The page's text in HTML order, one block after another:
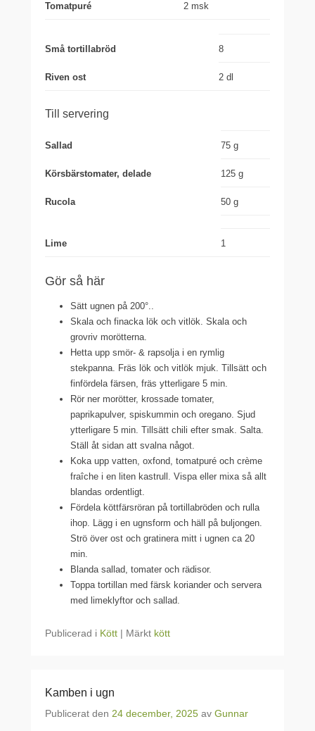
Tomatpuré 2 msk
Små tortillabröd 8
Riven ost 2 dl
Till servering
Sallad 75 g
Körsbärstomater, delade 125 g
Rucola 50 g
Lime 1
Gör så här
Sätt ugnen på 200°..
Skala och finacka lök och vitlök. Skala och
grovriv morötterna.
Hetta upp smör- & rapsolja i en rymlig
stekpanna. Fräs lök och vitlök mjuk. Tillsätt och
finfördela färsen, fräs ytterligare 5 min.
Rör ner morötter, krossade tomater,
paprikapulver, spiskummin och oregano. Sjud
ytterligare 5 min. Tillsätt chili efter smak. Salta.
Ställ åt sidan att svalna något.
Koka upp vatten, oxfond, tomatpuré och crème
fraîche i en liten kastrull. Vispa eller mixa så allt
blandas ordentligt.
Fördela köttfärsröran på tortillabröden och rulla
ihop. Lägg i en ugnsform och häll på buljongen.
Strö över ost och gratinera mitt i ugnen ca 20
min.
Blanda sallad, tomater och rädisor.
Toppa tortillan med färsk koriander och servera
med limeklyftor och sallad.
Publicerad i Kött | Märkt kött
Kamben i ugn
Publicerat den 24 december, 2025 av Gunnar